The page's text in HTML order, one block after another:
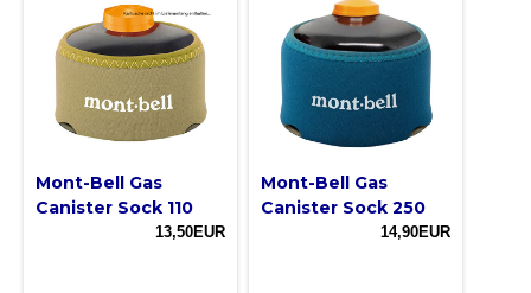
Mont-Bell Gas
Canister Sock 110
13,50EUR
Mont-Bell Gas
Canister Sock 250
14,90EUR